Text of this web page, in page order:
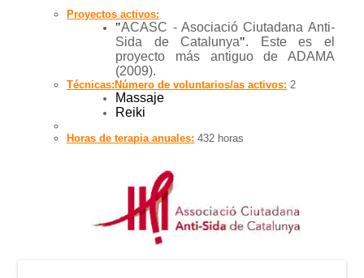
Proyectos activos:
"ACASC - Asociació Ciutadana Anti-
Sida de Catalunya". Este es el
proyecto más antiguo de ADAMA
(2009).
Técnicas: Número de voluntarios/as activos: 2
Massaje
Reiki
Horas de terapia anuales: 432 horas